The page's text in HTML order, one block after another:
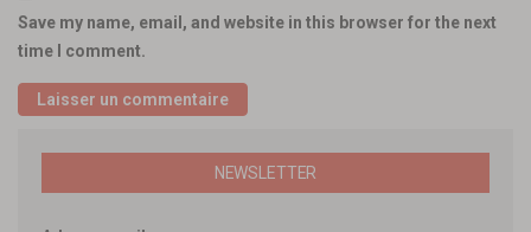
Save my name, email, and website in this browser for the next
time I comment.
NEWSLETTER